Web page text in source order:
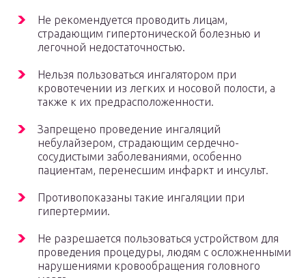
Не рекомендуется проводить лицам,
страдающим гипертонической болезнью и
легочной недостаточностью.
Нельзя пользоваться ингалятором при
кровотечении из легких и носовой полости, а
также к их предрасположенности.
Запрещено проведение ингаляций
небулайзером, страдающим сердечно-
сосудистыми заболеваниями, особенно
пациентам, перенесшим инфаркт и инсульт.
Противопоказаны такие ингаляции при
гипертермии.
Не разрешается пользоваться устройством для
проведения процедуры, людям с осложненными
нарушениями кровообращения головного